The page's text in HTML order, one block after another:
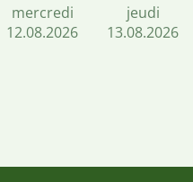
mercredi
12.08.2026
jeudi
13.08.2026